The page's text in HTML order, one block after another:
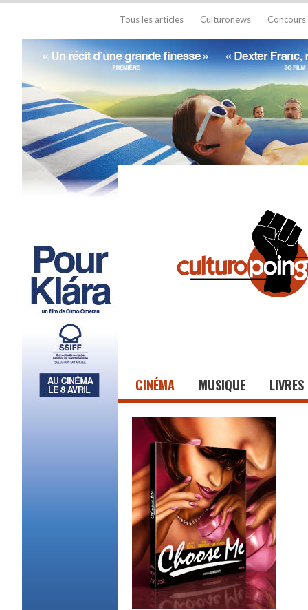
Tous les articles Culturonews Concours
CINÉMA MUSIQUE LIVRES